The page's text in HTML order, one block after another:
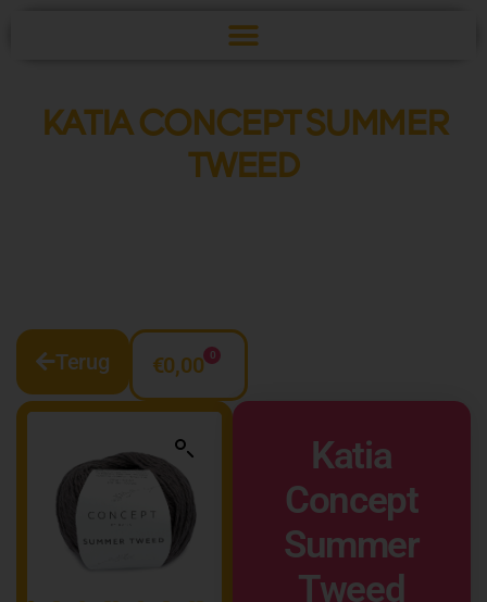
KATIA CONCEPT SUMMER
TWEED
Terug €0,00 0
Katia
Concept
Summer
Tweed